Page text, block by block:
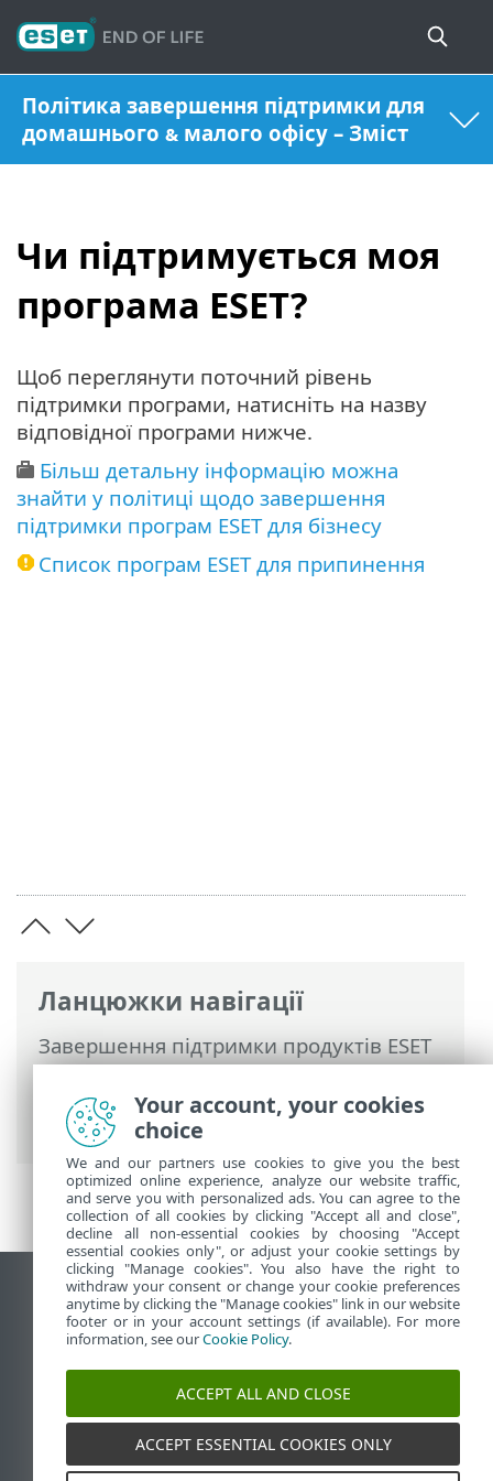
Політика завершення підтримки для
домашнього & малого офісу – Зміст
Чи підтримується моя
програма ESET?
Ланцюжки навігації
Завершення підтримки продуктів ESET
>Політика завершення підтримки для
домашнього & малого офісу>Чи
підтримується моя програма ESET?
Щоб переглянути поточний рівень
підтримки програми, натисніть на назву
відповідної програми нижче.
Більш детальну інформацію можна
знайти у політиці щодо завершення
підтримки програм ESET для бізнесу
Список програм ESET для припинення
Переглянути повну версію
End of Life
База знань ESET
Форум ESET
ESET Status Portal
Регіональна підтримка
Your account, your cookies
choice
We and our partners use cookies to give you the best
optimized online experience, analyze our website traffic,
and serve you with personalized ads. You can agree to the
collection of all cookies by clicking "Accept all and close",
decline all non-essential cookies by choosing "Accept
essential cookies only", or adjust your cookie settings by
clicking "Manage cookies". You also have the right to
withdraw your consent or change your cookie preferences
anytime by clicking the "Manage cookies" link in our website
footer or in your account settings (if available). For more
information, see ourCookie Policy.
ACCEPT ALL AND CLOSE
ACCEPT ESSENTIAL COOKIES ONLY